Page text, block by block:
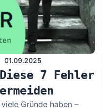
01.09.2025
7 Fehler
Gründe haben –